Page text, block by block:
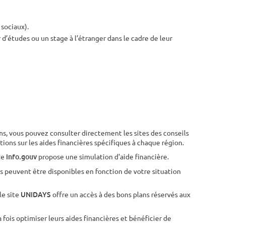
ou un stage à l’étranger dans le cadre de leur
vous pouvez consulter directement les sites des conseils
sur les aides financières spécifiques à chaque région.
info.gouv propose une simulation d'aide financière.
peuvent être disponibles en fonction de votre situation
site UNiDAYS offre un accès à des bons plans réservés aux
optimiser leurs aides financières et bénéficier de